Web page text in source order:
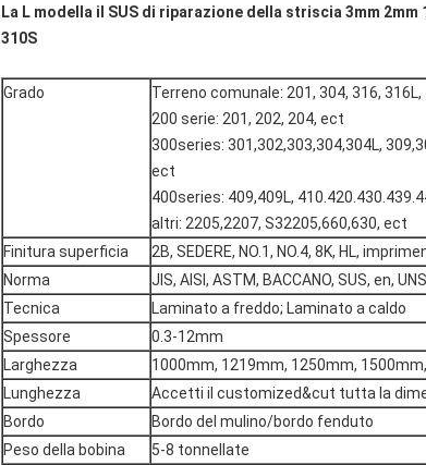
La L modella il SUS di riparazione della striscia 3mm
310S
Grado
Terreno comunale: 201, 304, 316, 316L,
200 serie: 201, 202, 204, ect
300series: 301,302,303,304,304L,
ect
400series: 409,409L,
altri: 2205,2207, S32205,660,630, ect
Finitura superficia
2B, SEDERE, NO.1, NO.4, 8K, HL,
Norma
JIS, AISI, ASTM, BACCANO, SUS, en,
Tecnica
Laminato a freddo; Laminato a caldo
Spessore
0.3-12mm
Larghezza
1000mm, 1219mm, 1250mm,
Lunghezza
Accetti il customized&cut tutta la
Bordo
Bordo del mulino/bordo fenduto
Peso della bobina
5-8 tonnellate